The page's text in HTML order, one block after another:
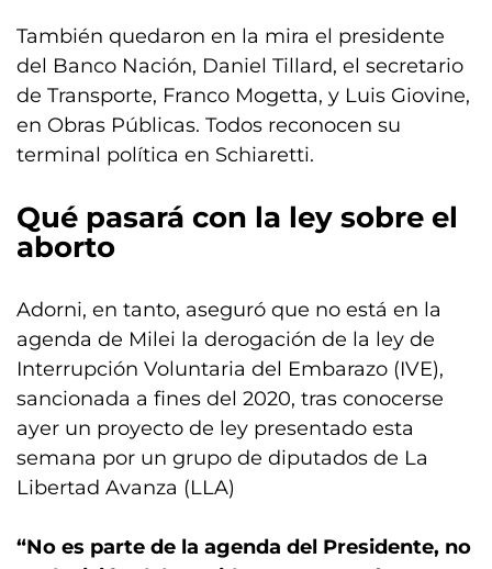
También quedaron en la mira el presidente
del Banco Nación, Daniel Tillard, el secretario
de Transporte, Franco Mogetta, y Luis Giovine,
en Obras Públicas. Todos reconocen su
terminal política en Schiaretti.
Qué pasará con la ley sobre el
aborto
Adorni, en tanto, aseguró que no está en la
agenda de Milei la derogación de la ley de
Interrupción Voluntaria del Embarazo (IVE),
sancionada a fines del 2020, tras conocerse
ayer un proyecto de ley presentado esta
semana por un grupo de diputados de La
Libertad Avanza (LLA)
“No es parte de la agenda del Presidente, no